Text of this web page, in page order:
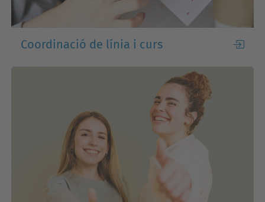
Coordinació de línia i curs